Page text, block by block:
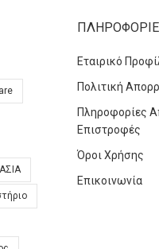
Εταιρικό
Πολιτική
Πληροφορίες
Επιστροφές
Όροι Χρήσης
Επικοινωνία